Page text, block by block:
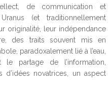
de communication et
(et traditionnellement
originalité, leur indépendance
des traits souvent mis en
paradoxalement lié à l’eau,
le partage de l’information,
novatrices, un aspect